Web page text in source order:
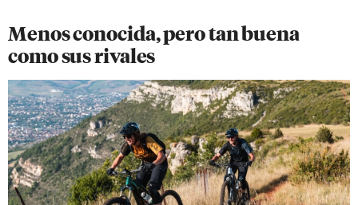
Menos conocida, pero tan buena
como sus rivales